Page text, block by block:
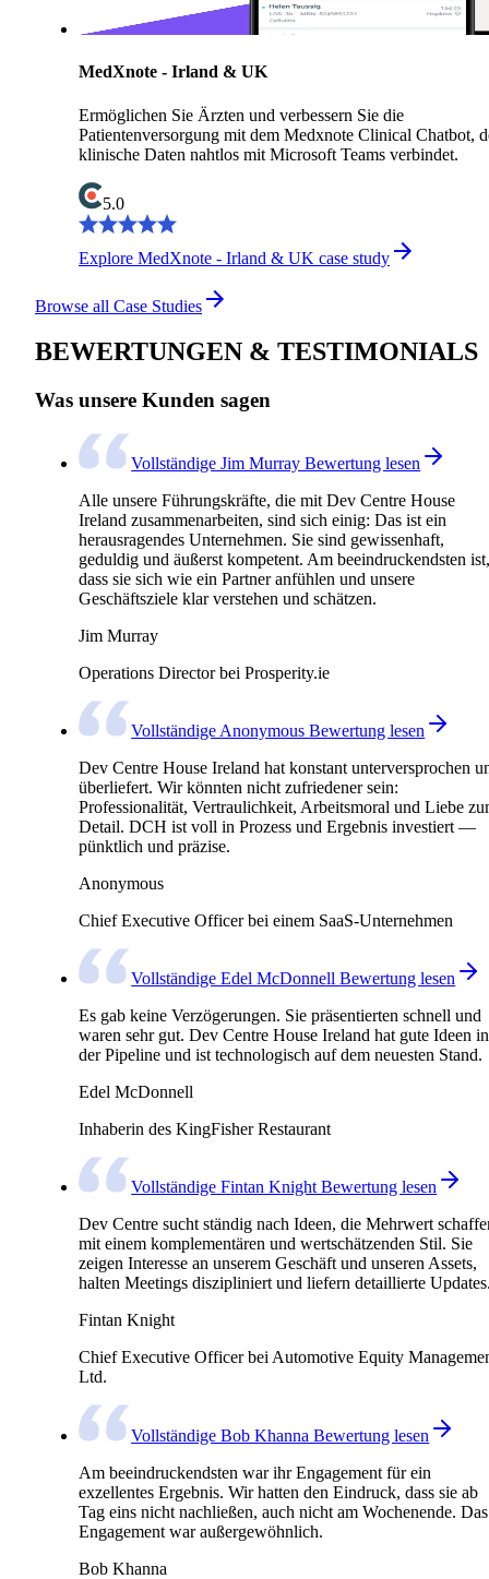
MedXnote - Irland & UK
Ermöglichen Sie Ärzten und verbessern Sie die
Patientenversorgung mit dem Medxnote Clinical Chatbot,
klinische Daten nahtlos mit Microsoft Teams verbindet.
5.0
Explore MedXnote - Irland & UK case study
Browse all Case Studies
BEWERTUNGEN & TESTIMONIALS
Was unsere Kunden sagen
Vollständige Jim Murray Bewertung lesen
Alle unsere Führungskräfte, die mit Dev Centre House
Ireland zusammenarbeiten, sind sich einig: Das ist ein
herausragendes Unternehmen. Sie sind gewissenhaft,
geduldig und äußerst kompetent. Am beeindruckendsten ist,
dass sie sich wie ein Partner anfühlen und unsere
Geschäftsziele klar verstehen und schätzen.
Jim Murray
Operations Director bei Prosperity.ie
Vollständige Anonymous Bewertung lesen
Dev Centre House Ireland hat konstant unterversprochen
überliefert. Wir könnten nicht zufriedener sein:
Professionalität, Vertraulichkeit, Arbeitsmoral und Liebe
Detail. DCH ist voll in Prozess und Ergebnis investiert —
pünktlich und präzise.
Anonymous
Chief Executive Officer bei einem SaaS-Unternehmen
Vollständige Edel McDonnell Bewertung lesen
Es gab keine Verzögerungen. Sie präsentierten schnell und
waren sehr gut. Dev Centre House Ireland hat gute Ideen in
der Pipeline und ist technologisch auf dem neuesten Stand.
Edel McDonnell
Inhaberin des KingFisher Restaurant
Vollständige Fintan Knight Bewertung lesen
Dev Centre sucht ständig nach Ideen, die Mehrwert
mit einem komplementären und wertschätzenden Stil. Sie
zeigen Interesse an unserem Geschäft und unseren Assets,
halten Meetings diszipliniert und liefern detaillierte
Fintan Knight
Chief Executive Officer bei Automotive Equity
Ltd.
Vollständige Bob Khanna Bewertung lesen
Am beeindruckendsten war ihr Engagement für ein
exzellentes Ergebnis. Wir hatten den Eindruck, dass sie ab
Tag eins nicht nachließen, auch nicht am Wochenende. Das
Engagement war außergewöhnlich.
Bob Khanna